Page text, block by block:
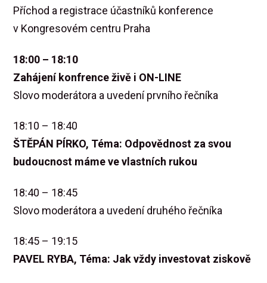
Příchod a registrace účastníků konference
v Kongresovém centru Praha
18:00 – 18:10
Zahájení konfrence živě i ON-LINE
Slovo moderátora a uvedení prvního řečníka
18:10 – 18:40
ŠTĚPÁN PÍRKO, Téma: Odpovědnost za svou
budoucnost máme ve vlastních rukou
18:40 – 18:45
Slovo moderátora a uvedení druhého řečníka
18:45 – 19:15
PAVEL RYBA, Téma: Jak vždy investovat ziskově